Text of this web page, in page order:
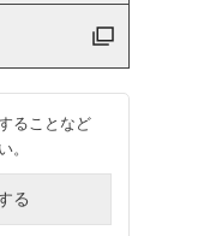
ることなど
。
る